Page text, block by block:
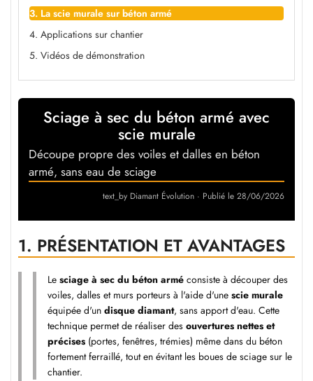
3. La scie murale sur béton armé
4. Applications sur chantier
5. Vidéos de démonstration
Sciage à sec du béton armé avec
scie murale
Découpe propre des voiles et dalles en béton
armé, sans eau de sciage
text_by Diamant Évolution · Publié le 28/06/2026
1. PRÉSENTATION ET AVANTAGES
Le sciage à sec du béton armé consiste à découper des
voiles, dalles et murs porteurs à l'aide d'une scie murale
équipée d'un disque diamant, sans apport d'eau. Cette
technique permet de réaliser des ouvertures nettes et
précises (portes, fenêtres, trémies) même dans du béton
fortement ferraillé, tout en évitant les boues de sciage sur le
chantier.